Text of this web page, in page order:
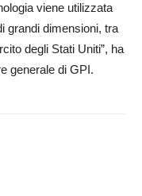
viene utilizzata
grandi dimensioni, tra
degli Stati Uniti”, ha
generale di GPI.